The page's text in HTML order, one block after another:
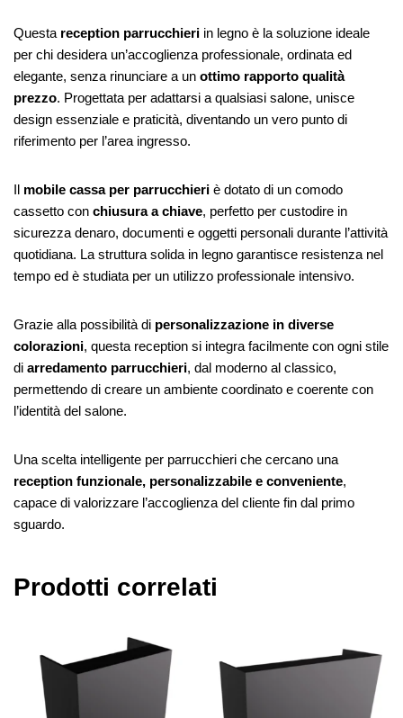
Questa reception parrucchieri in legno è la soluzione ideale
per chi desidera un’accoglienza professionale, ordinata ed
elegante, senza rinunciare a un ottimo rapporto qualità
prezzo. Progettata per adattarsi a qualsiasi salone, unisce
design essenziale e praticità, diventando un vero punto di
riferimento per l’area ingresso.
Il mobile cassa per parrucchieri è dotato di un comodo
cassetto con chiusura a chiave, perfetto per custodire in
sicurezza denaro, documenti e oggetti personali durante l’attività
quotidiana. La struttura solida in legno garantisce resistenza nel
tempo ed è studiata per un utilizzo professionale intensivo.
Grazie alla possibilità di personalizzazione in diverse
colorazioni, questa reception si integra facilmente con ogni stile
di arredamento parrucchieri, dal moderno al classico,
permettendo di creare un ambiente coordinato e coerente con
l’identità del salone.
Una scelta intelligente per parrucchieri che cercano una
reception funzionale, personalizzabile e conveniente,
capace di valorizzare l’accoglienza del cliente fin dal primo
sguardo.
Prodotti correlati